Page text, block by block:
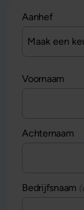
Aanhef
Voornaam
Achternaam
Bedrijfsnaam